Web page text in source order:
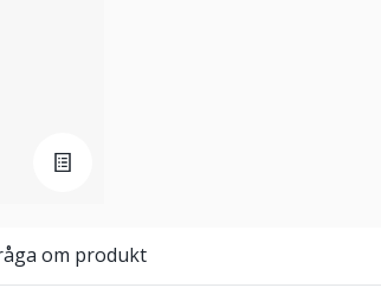
om produkt